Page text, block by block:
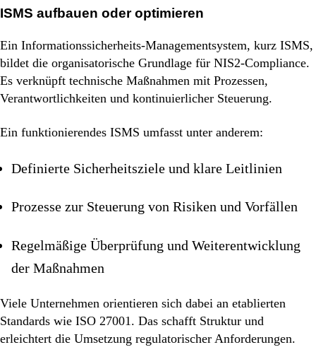
ISMS aufbauen oder optimieren
Ein Informationssicherheits-Managementsystem, kurz ISMS,
bildet die organisatorische Grundlage für NIS2-Compliance.
Es verknüpft technische Maßnahmen mit Prozessen,
Verantwortlichkeiten und kontinuierlicher Steuerung.
Ein funktionierendes ISMS umfasst unter anderem:
Definierte Sicherheitsziele und klare Leitlinien
Prozesse zur Steuerung von Risiken und Vorfällen
Regelmäßige Überprüfung und Weiterentwicklung
der Maßnahmen
Viele Unternehmen orientieren sich dabei an etablierten
Standards wie ISO 27001. Das schafft Struktur und
erleichtert die Umsetzung regulatorischer Anforderungen.